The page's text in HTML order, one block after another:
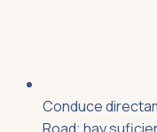
Conduce